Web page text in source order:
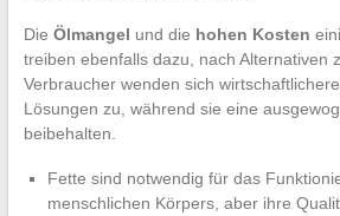
Die Ölmangel und die hohen Kosten
treiben ebenfalls dazu, nach Alternativen
Verbraucher wenden sich
Lösungen zu, während sie eine
beibehalten.
Fette sind notwendig für das
menschlichen Körpers, aber ihre